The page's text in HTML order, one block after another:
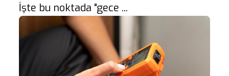
İşte bu noktada "gece ...